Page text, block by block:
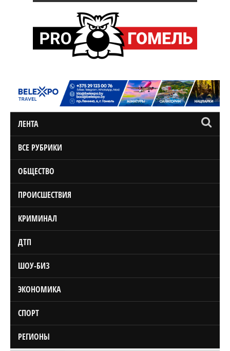
ЛЕНТА
ВСЕ РУБРИКИ
ОБЩЕСТВО
ПРОИСШЕСТВИЯ
КРИМИНАЛ
ДТП
ШОУ-БИЗ
ЭКОНОМИКА
СПОРТ
РЕГИОНЫ